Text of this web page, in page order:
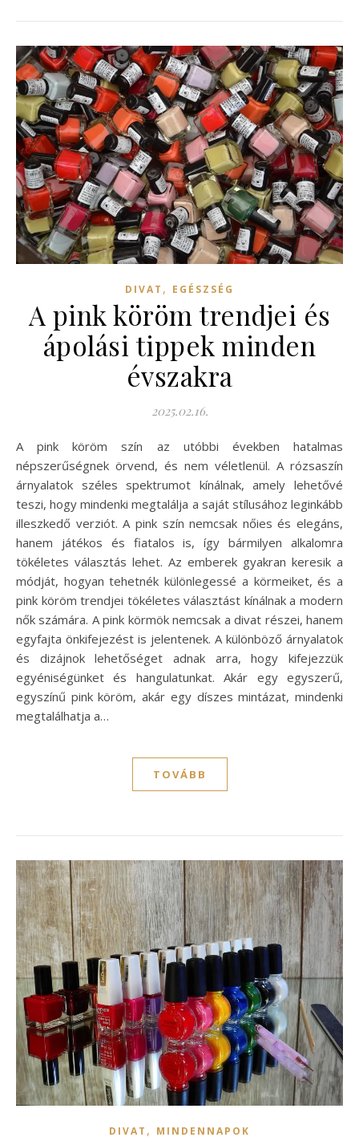
DIVAT , EGÉSZSÉG
A pink köröm trendjei és
ápolási tippek minden
évszakra
2025.02.16.
A pink köröm szín az utóbbi években hatalmas
népszerűségnek örvend, és nem véletlenül. A rózsaszín
árnyalatok széles spektrumot kínálnak, amely lehetővé
teszi, hogy mindenki megtalálja a saját stílusához leginkább
illeszkedő verziót. A pink szín nemcsak nőies és elegáns,
hanem játékos és fiatalos is, így bármilyen alkalomra
tökéletes választás lehet. Az emberek gyakran keresik a
módját, hogyan tehetnék különlegessé a körmeiket, és a
pink köröm trendjei tökéletes választást kínálnak a modern
nők számára. A pink körmök nemcsak a divat részei, hanem
egyfajta önkifejezést is jelentenek. A különböző árnyalatok
és dizájnok lehetőséget adnak arra, hogy kifejezzük
egyéniségünket és hangulatunkat. Akár egy egyszerű,
egyszínű pink köröm, akár egy díszes mintázat, mindenki
megtalálhatja a…
TOVÁBB
DIVAT , MINDENNAPOK